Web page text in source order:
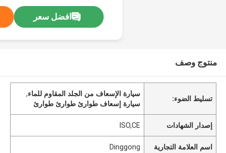
افضل سعر
منتوج وصف
تسليط الضوء:
سيارة الإسعاف من الجلد المقاوم للماء,
سيارة إسعاف طوارئ طوارئ طوارئ
إصدار الشهادات ISO,CE
اسم العلامة التجارية Dinggong